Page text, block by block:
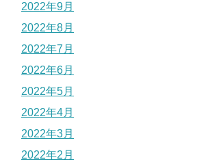
2022年9月
2022年8月
2022年7月
2022年6月
2022年5月
2022年4月
2022年3月
2022年2月